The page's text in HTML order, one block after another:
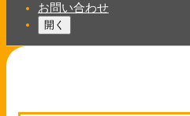
お問い合わせ
開く